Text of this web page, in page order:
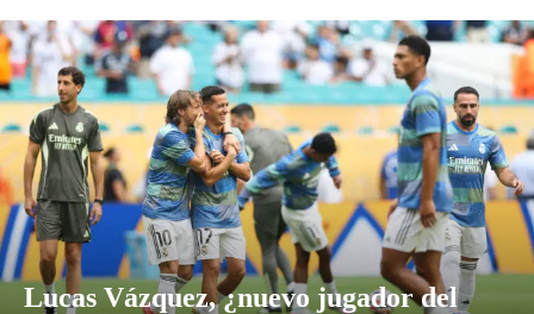
Lucas Vázquez, ¿nuevo jugador del